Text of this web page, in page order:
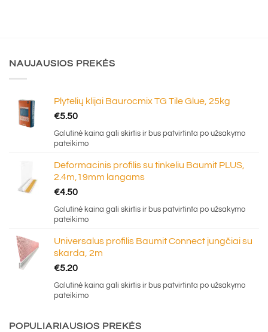
NAUJAUSIOS PREKĖS
Plytelių klijai Baurocmix TG Tile Glue, 25kg
€5.50
Galutinė kaina gali skirtis ir bus patvirtinta po užsakymo
pateikimo
Deformacinis profilis su tinkeliu Baumit PLUS,
2.4m,19mm langams
€4.50
Galutinė kaina gali skirtis ir bus patvirtinta po užsakymo
pateikimo
Universalus profilis Baumit Connect jungčiai su
skarda, 2m
€5.20
Galutinė kaina gali skirtis ir bus patvirtinta po užsakymo
pateikimo
POPULIARIAUSIOS PREKĖS